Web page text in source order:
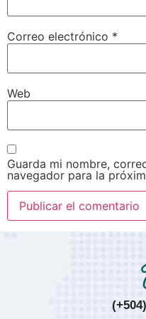
Correo electrónico *
Web
Guarda mi nombre,
navegador para la